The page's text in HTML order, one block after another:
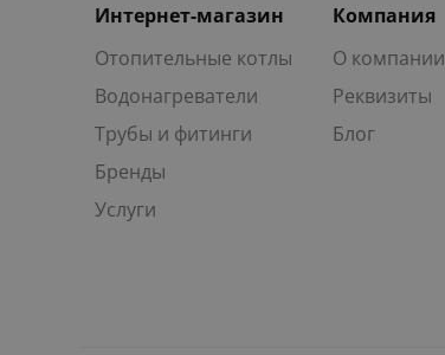
Интернет-магазин
Отопительные котлы
Водонагреватели
Трубы и фитинги
Бренды
Услуги
Компания
О компании
Реквизиты
Блог